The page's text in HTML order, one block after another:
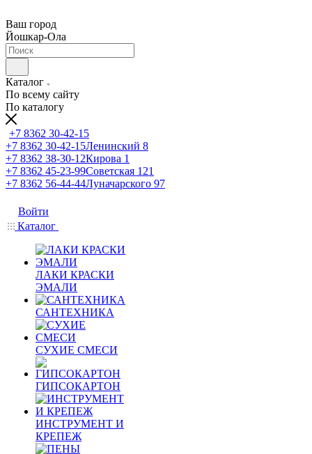
Ваш город
Йошкар-Ола
Каталог
По всему сайту
По каталогу
+7 8362 30-42-15
+7 8362 30-42-15Ленинский 8
+7 8362 38-30-12Кирова 1
+7 8362 45-23-99Советская 121
+7 8362 56-44-44Луначарского 97
Войти
Каталог
ЛАКИ КРАСКИ
ЭМАЛИ
САНТЕХНИКА
СУХИЕ СМЕСИ
ГИПСОКАРТОН
ИНСТРУМЕНТ И
КРЕПЕЖ